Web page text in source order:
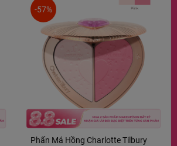
-57%
Phấn Má Hồng Charlotte Tilbury